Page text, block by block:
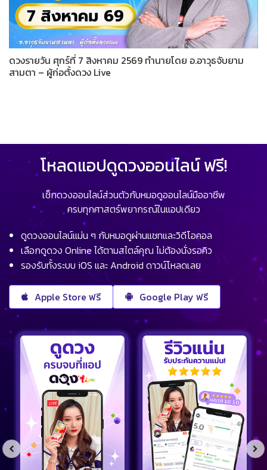
ดวงรายวัน ศุกร์ที่ 7 สิงหาคม 2569 ทำนายโดย อ.อาวุธจับยาม
สามตา – ผู้ก่อตั้งดวง Live
โหลดแอปดูดวงออนไลน์ ฟรี!
เช็กดวงออนไลน์ส่วนตัวกับหมอดูออนไลน์มืออาชีพ
ครบทุกศาสตร์พยากรณ์ในแอปเดียว
ดูดวงออนไลน์แม่น ๆ กับหมอดูผ่านแชทและวิดีโอคอล
เลือกดูดวง Online ได้ตามสไตล์คุณ ไม่ต้องนั่งรอคิว
รองรับทั้งระบบ iOS และ Android ดาวน์โหลดเลย
Apple Store ฟรี Google Play ฟรี